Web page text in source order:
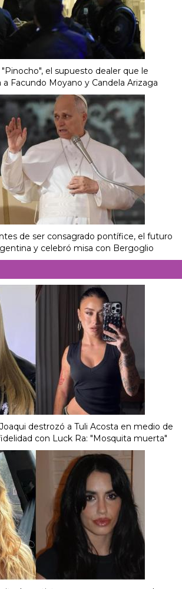
el supuesto dealer que le
Facundo Moyano y Candela Arizaga
de ser consagrado pontífice, el futuro
y celebró misa con Bergoglio
destrozó a Tuli Acosta en medio de
con Luck Ra: "Mosquita muerta"